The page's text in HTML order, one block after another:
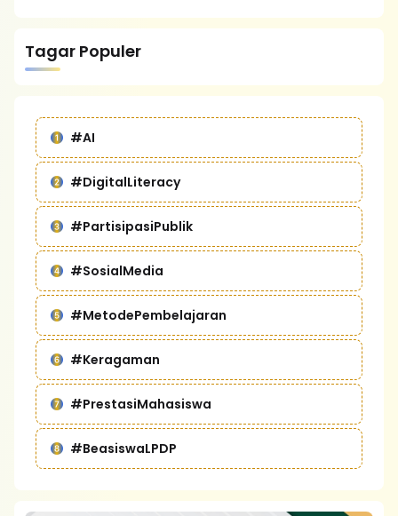
Tagar Populer
#AI
#DigitalLiteracy
#PartisipasiPublik
#SosialMedia
#MetodePembelajaran
#Keragaman
#PrestasiMahasiswa
#BeasiswaLPDP